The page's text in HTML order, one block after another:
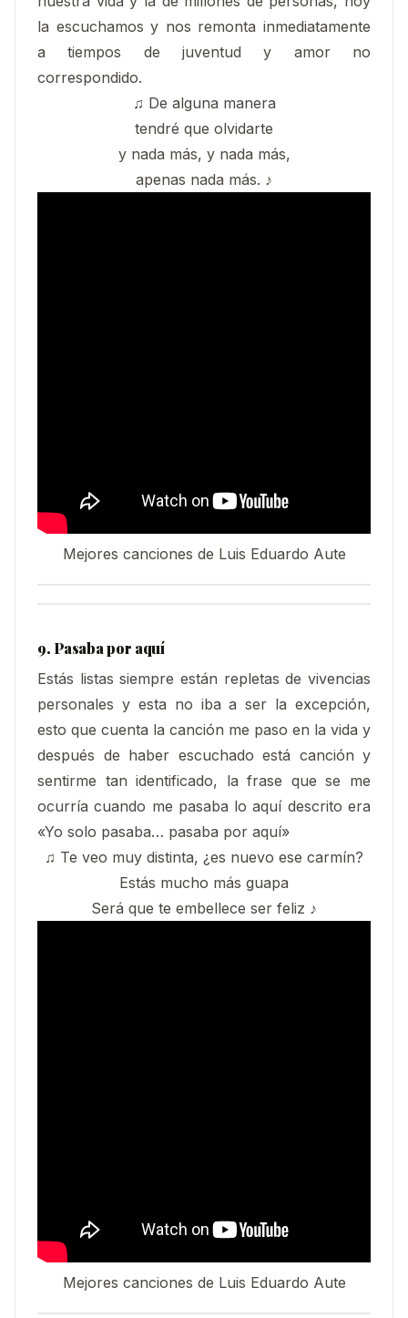
la escuchamos y nos remonta inmediatamente
a tiempos de juventud y amor no
correspondido.
♫ De alguna manera
tendré que olvidarte
y nada más, y nada más,
apenas nada más. ♪
Mejores canciones de Luis Eduardo Aute
9. Pasaba por aquí
Estás listas siempre están repletas de vivencias
personales y esta no iba a ser la excepción,
esto que cuenta la canción me paso en la vida y
después de haber escuchado está canción y
sentirme tan identificado, la frase que se me
ocurría cuando me pasaba lo aquí descrito era
«Yo solo pasaba… pasaba por aquí»
♫ Te veo muy distinta, ¿es nuevo ese carmín?
Estás mucho más guapa
Será que te embellece ser feliz ♪
Mejores canciones de Luis Eduardo Aute